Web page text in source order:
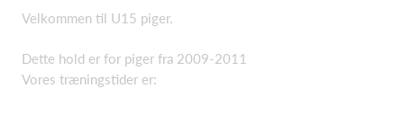
Velkommen til U15 piger.
Dette hold er for piger fra 2009-2011
Vores træningstider er: